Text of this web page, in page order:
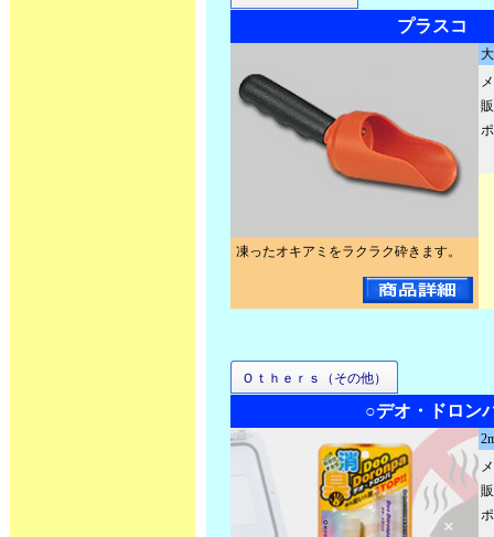
プラスコ
凍ったオキアミをラクラク砕きます。
大
Ｏｔｈｅｒｓ（その他）
○デオ・ドロン